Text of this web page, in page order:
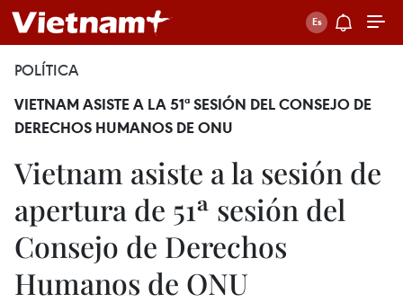
POLÍTICA
VIETNAM ASISTE A LA 51ª SESIÓN DEL CONSEJO DE
DERECHOS HUMANOS DE ONU
Vietnam asiste a la sesión de
apertura de 51ª sesión del
Consejo de Derechos
Humanos de ONU